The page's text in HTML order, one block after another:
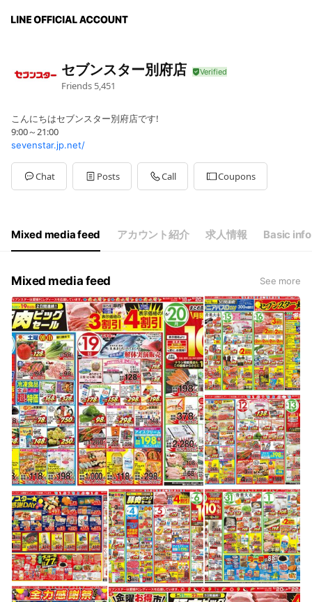
セブンスター別府店
Friends 5,451
こんにちはセブンスター別府店です!
9:00～21:00
sevenstar.jp.net/
Chat Posts Call Coupons
Mixed media feed アカウント紹介 求人情報 Basic info
Mixed media feed See more